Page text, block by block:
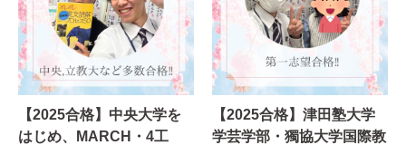
【2025合格】中央大学を
はじめ、MARCH・4工
【2025合格】津田塾大学
学芸学部・獨協大学国際教